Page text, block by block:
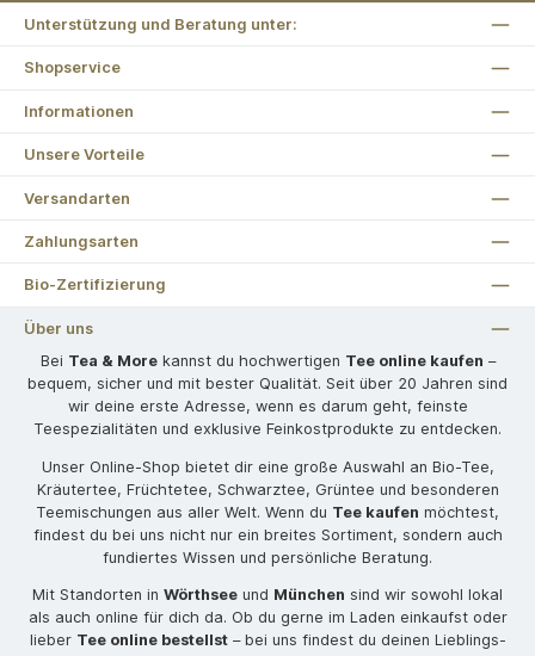
Unterstützung und Beratung unter:
Shopservice
Informationen
Unsere Vorteile
Versandarten
Zahlungsarten
Bio-Zertifizierung
Über uns
Bei Tea & Morekannst du hochwertigen Tee online kaufen –
bequem, sicher und mit bester Qualität. Seit über 20 Jahren sind
wir deine erste Adresse, wenn es darum geht, feinste
Teespezialitäten und exklusive Feinkostprodukte zu entdecken.
Unser Online-Shop bietet dir eine große Auswahl an Bio-Tee,
Kräutertee, Früchtetee, Schwarztee, Grüntee und besonderen
Teemischungen aus aller Welt. Wenn du Tee kaufen möchtest,
findest du bei uns nicht nur ein breites Sortiment, sondern auch
fundiertes Wissen und persönliche Beratung.
Mit Standorten in Wörthsee und München sind wir sowohl lokal
als auch online für dich da. Ob du gerne im Laden einkaufst oder
lieber Tee online bestellst– bei uns findest du deinen Lieblings-